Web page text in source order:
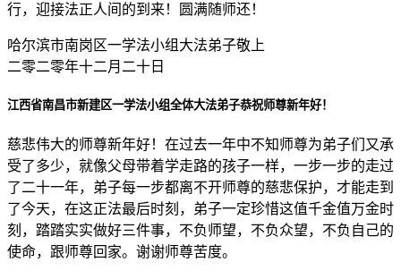
行，迎接法正人间的到来！圆满随师还！
哈尔滨市南岗区一学法小组大法弟子敬上
二零二零年十二月二十日
江西省南昌市新建区一学法小组全体大法弟子恭祝师尊新年好！
慈悲伟大的师尊新年好！在过去一年中不知师尊为弟子们又承
受了多少，就像父母带着学走路的孩子一样，一步一步的走过
了二十一年，弟子每一步都离不开师尊的慈悲保护，才能走到
了今天，在这正法最后时刻，弟子一定珍惜这值千金值万金时
刻，踏踏实实做好三件事，不负师望，不负众望，不负自己的
使命，跟师尊回家。谢谢师尊苦度。